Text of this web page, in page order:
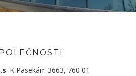
. K Pasekám 3663, 760 01